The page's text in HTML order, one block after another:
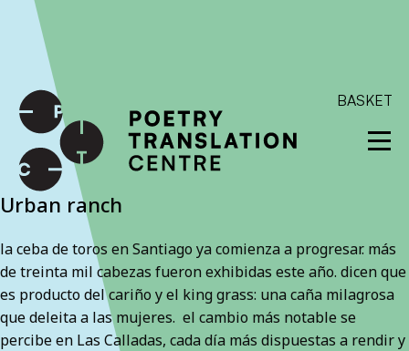
International shipping available - enter your address at
checkout to calculate the rate
SKIP TO CONTENT
BASKET
Urban ranch
la ceba de toros en Santiago ya comienza a progresar. más
de treinta mil cabezas fueron exhibidas este año. dicen que
es producto del cariño y el king grass: una caña milagrosa
que deleita a las mujeres. el cambio más notable se
percibe en Las Calladas, cada día más dispuestas a rendir y